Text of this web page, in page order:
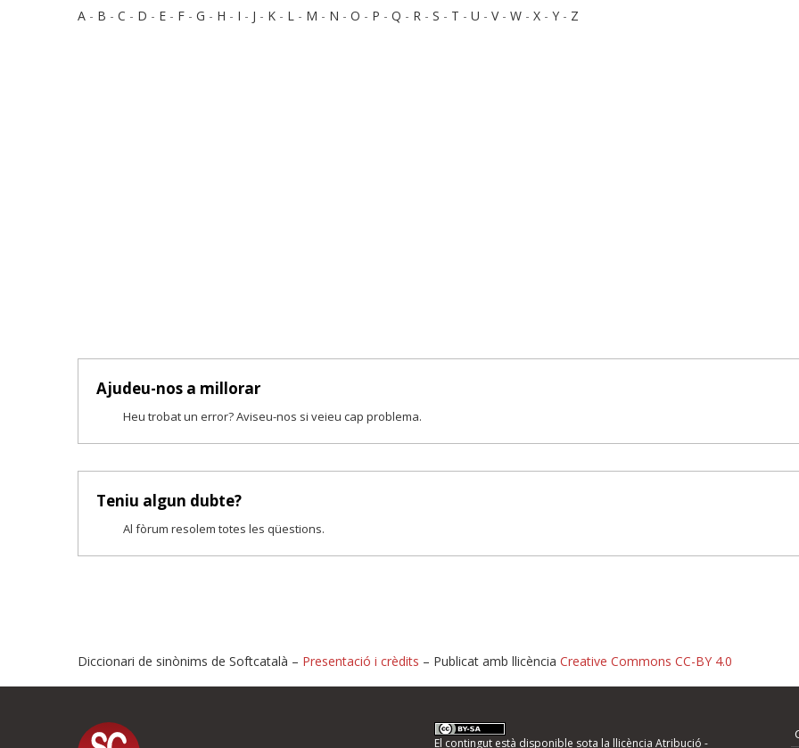
A - B - C - D - E - F - G - H - I - J - K - L - M - N - O - P - Q - R - S - T - U - V- W - X - Y - Z
Ajudeu-nos a millorar
Heu trobat un error? Aviseu-nos si veieu cap problema.
Teniu algun dubte?
Al fòrum resolem totes les qüestions.
Proposeu-nos millores o informeu d'errors
Diccionari de sinònims de Softcatalà – Presentació i crèdits – Publicat amb llicència Creative Commons CC-BY 4.0
El contingut està disponible sota la llicència Atribució -